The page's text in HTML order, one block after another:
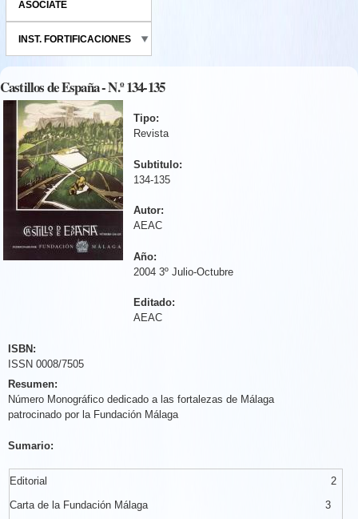
ASÓCIATE
INST. FORTIFICACIONES
Castillos de España - N.º 134-135
Tipo:
Revista
Subtitulo:
134-135
Autor:
AEAC
Año:
2004 3º Julio-Octubre
Editado:
AEAC
ISBN:
ISSN 0008/7505
Resumen:
Número Monográfico dedicado a las fortalezas de Málaga
patrocinado por la Fundación Málaga
Sumario:
Editorial
2
Carta de la Fundación Málaga
3